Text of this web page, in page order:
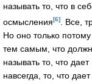
называть то, что в
осмысления[6]
. Все,
Но оно только
тем самым, что
называть то, что
навсегда, то, что